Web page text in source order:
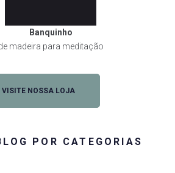
Banquinho
madeira para meditação
VISITE NOSSA LOJA
POR CATEGORIAS